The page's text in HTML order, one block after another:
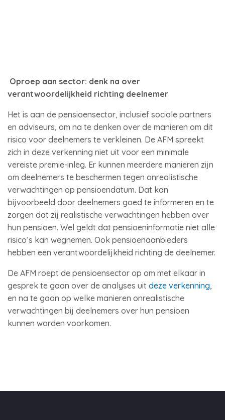
Oproep aan sector: denk na over
verantwoordelijkheid richting deelnemer
Het is aan de pensioensector, inclusief sociale partners
en adviseurs, om na te denken over de manieren om dit
risico voor deelnemers te verkleinen. De AFM spreekt
zich in deze verkenning niet uit voor een minimale
vereiste premie-inleg. Er kunnen meerdere manieren zijn
om deelnemers te beschermen tegen onrealistische
verwachtingen op pensioendatum. Dat kan
bijvoorbeeld door deelnemers goed te informeren en te
zorgen dat zij realistische verwachtingen hebben over
hun pensioen. Wel geldt dat pensioeninformatie niet alle
risico’s kan wegnemen. Ook pensioenaanbieders
hebben een verantwoordelijkheid richting de deelnemer.
De AFM roept de pensioensector op om met elkaar in
gesprek te gaan over de analyses uit deze verkenning,
en na te gaan op welke manieren onrealistische
verwachtingen bij deelnemers over hun pensioen
kunnen worden voorkomen.